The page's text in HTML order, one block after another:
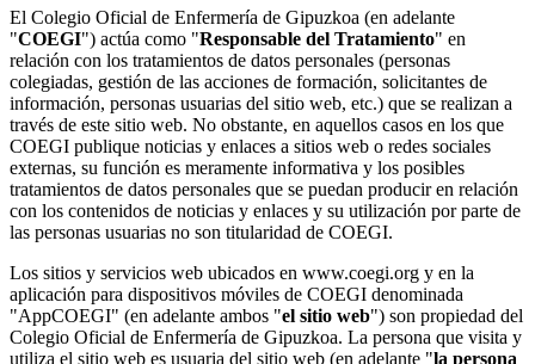
El Colegio Oficial de Enfermería de Gipuzkoa (en adelante
"COEGI") actúa como "Responsable del Tratamiento" en
relación con los tratamientos de datos personales (personas
colegiadas, gestión de las acciones de formación, solicitantes de
información, personas usuarias del sitio web, etc.) que se realizan a
través de este sitio web. No obstante, en aquellos casos en los que
COEGI publique noticias y enlaces a sitios web o redes sociales
externas, su función es meramente informativa y los posibles
tratamientos de datos personales que se puedan producir en relación
con los contenidos de noticias y enlaces y su utilización por parte de
las personas usuarias no son titularidad de COEGI.
Los sitios y servicios web ubicados en www.coegi.org y en la
aplicación para dispositivos móviles de COEGI denominada
"AppCOEGI" (en adelante ambos "el sitio web") son propiedad del
Colegio Oficial de Enfermería de Gipuzkoa. La persona que visita y
utiliza el sitio web es usuaria del sitio web (en adelante "la persona